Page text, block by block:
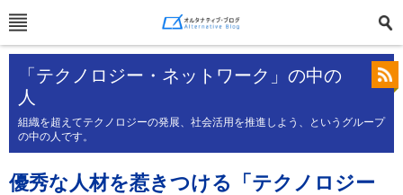
「テクノロジー・ネットワーク」の中の
人
組織を超えてテクノロジーの発展、社会活用を推進しよう、というグループ
の中の人です。
優秀な人材を惹きつける「テクノロジー